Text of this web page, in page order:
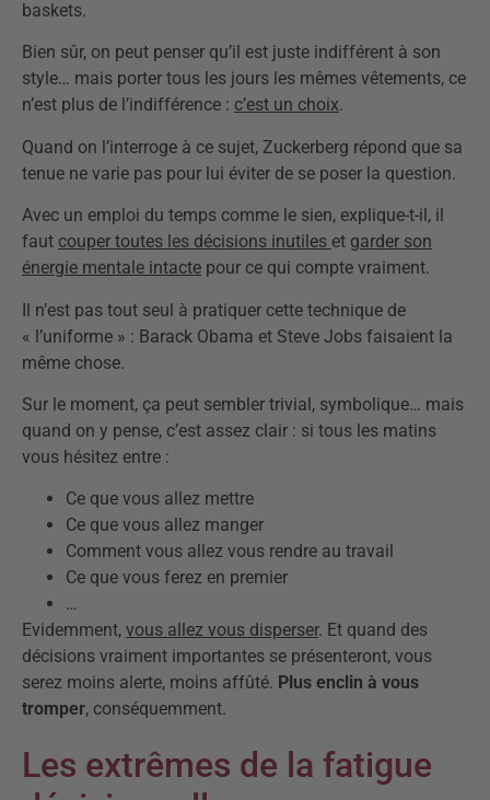
baskets.
Bien sûr, on peut penser qu’il est juste indifférent à son
style… mais porter tous les jours les mêmes vêtements, ce
n’est plus de l’indifférence : c’est un choix.
Quand on l’interroge à ce sujet, Zuckerberg répond que sa
tenue ne varie pas pour lui éviter de se poser la question.
Avec un emploi du temps comme le sien, explique-t-il, il
faut couper toutes les décisions inutiles et garder son
énergie mentale intacte pour ce qui compte vraiment.
Il n’est pas tout seul à pratiquer cette technique de
« l’uniforme » : Barack Obama et Steve Jobs faisaient la
même chose.
Sur le moment, ça peut sembler trivial, symbolique… mais
quand on y pense, c’est assez clair : si tous les matins
vous hésitez entre :
Ce que vous allez mettre
Ce que vous allez manger
Comment vous allez vous rendre au travail
Ce que vous ferez en premier
…
Evidemment, vous allez vous disperser. Et quand des
décisions vraiment importantes se présenteront, vous
serez moins alerte, moins affûté. Plus enclin à vous
tromper, conséquemment.
Les extrêmes de la fatigue